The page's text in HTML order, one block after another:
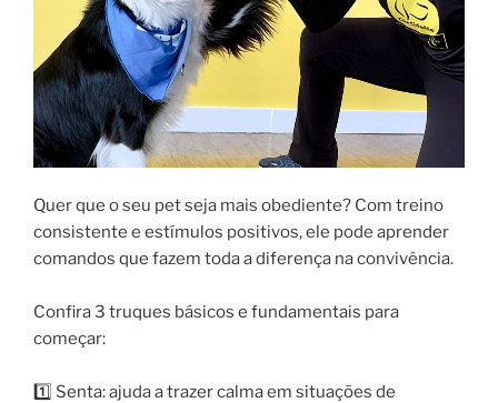
Quer que o seu pet seja mais obediente? Com treino
consistente e estímulos positivos, ele pode aprender
comandos que fazem toda a diferença na convivência.
Confira 3 truques básicos e fundamentais para
começar:
1️⃣ Senta: ajuda a trazer calma em situações de